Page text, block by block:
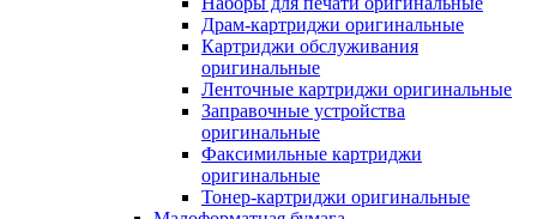
Драм-картриджи оригинальные
Картриджи обслуживания
оригинальные
Ленточные картриджи оригинальные
Заправочные устройства
оригинальные
Факсимильные картриджи
оригинальные
Тонер-картриджи оригинальные